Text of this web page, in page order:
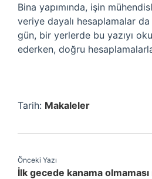
Bina yapımında, işin
veriye dayalı hesaplamalar
gün, bir yerlerde bu yazıyı
ederken, doğru
Tarih: Makaleler
Önceki Yazı
İlk gecede kanama